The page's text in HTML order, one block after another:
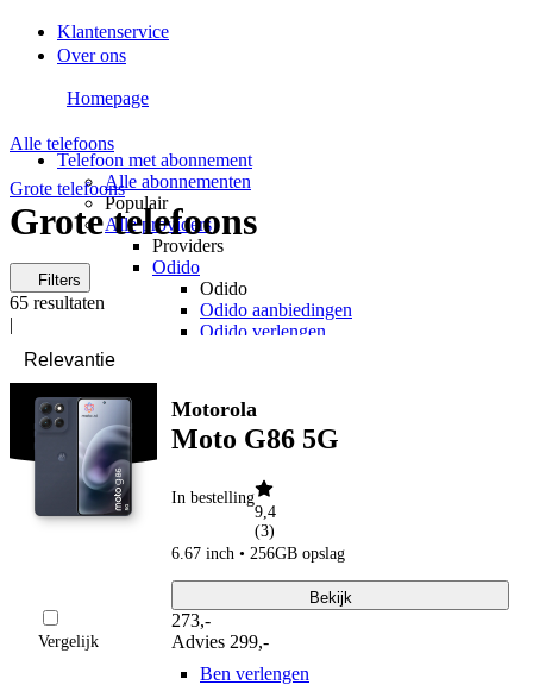
Klantenservice
Over ons
Telefoon met abonnement
Alle abonnementen
Populair
Alle providers
Providers
Odido
Odido
Odido aanbiedingen
Odido verlengen
Vodafone verlengen
KPN
KPN aanbiedingen
KPN verlengen
hollandsnieuwe
hollandsnieuwe
hollandsnieuwe aanbiedingen
hollandsnieuwe verlengen
Ben
Ben
Ben aanbiedingen
Ben verlengen
Homepage
Alle telefoons
Grote telefoons
Grote telefoons
Filters
65 resultaten
|
Motorola
Moto G86 5G
In bestelling
9,4
(3)
6.67 inch • 256GB opslag
Vergelijk
273,-
Advies 299,-
Bekijk